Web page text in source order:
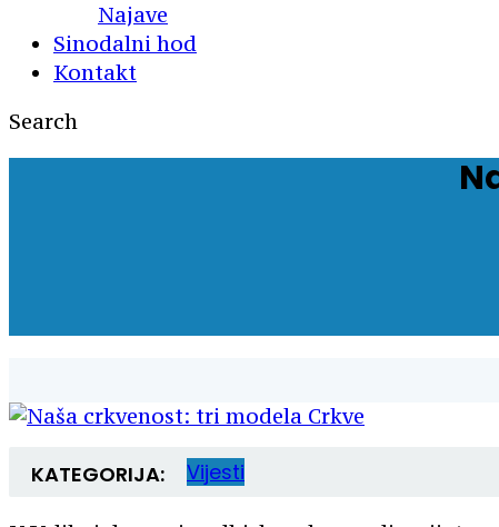
Najave
Sinodalni hod
Kontakt
Search
KATEGORIJA: Vijesti